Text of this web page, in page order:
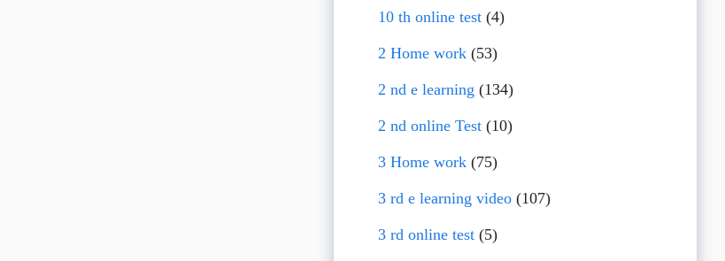
10 th online test(4)
2 Home work(53)
2 nd e learning (134)
2 nd online Test(10)
3 Home work(75)
3 rd e learning video(107)
3 rd online test(5)